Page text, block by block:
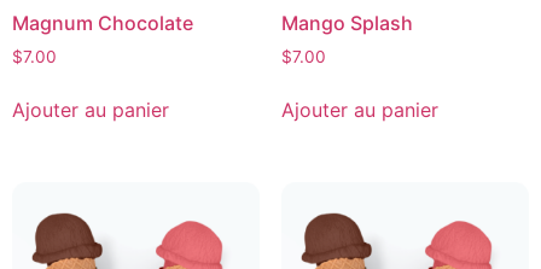
Magnum Chocolate
$7.00
Ajouter au panier
Mango Splash
$7.00
Ajouter au panier